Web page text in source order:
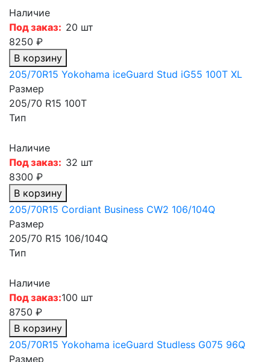
Наличие
Под заказ: 20 шт
8250 ₽
В корзину
205/70R15 Yokohama iceGuard Stud iG55 100T XL
Размер
205/70 R15 100T
Тип
Наличие
Под заказ: 32 шт
8300 ₽
В корзину
205/70R15 Cordiant Business CW2 106/104Q
Размер
205/70 R15 106/104Q
Тип
Наличие
Под заказ:100 шт
8750 ₽
В корзину
205/70R15 Yokohama iceGuard Studless G075 96Q
Размер